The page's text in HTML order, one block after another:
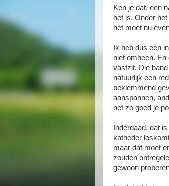
Ken je dat, een
het is. Onder
het moet nu
Ik heb dus een
niet omheen.
vastzit. Die
natuurlijk een
beklemmend
aanspannen,
net zo goed je
Inderdaad, dat
katheder
maar dat moet
zouden
gewoon